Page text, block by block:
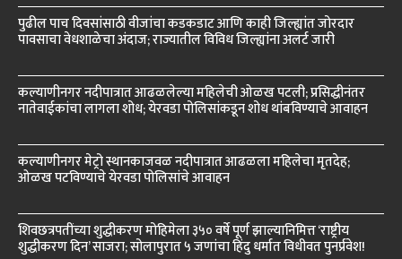
पुढील पाच दिवसांसाठी वीजांचा कडकडाट आणि काही जिल्ह्यांत जोरदार
पावसाचा वेधशाळेचा अंदाज; राज्यातील विविध जिल्ह्यांना अलर्ट जारी
कल्याणीनगर नदीपात्रात आढळलेल्या महिलेची ओळख पटली; प्रसिद्धीनंतर
नातेवाईकांचा लागला शोध; येरवडा पोलिसांकडून शोध थांबविण्याचे आवाहन
कल्याणीनगर मेट्रो स्थानकाजवळ नदीपात्रात आढळला महिलेचा मृतदेह;
ओळख पटविण्याचे येरवडा पोलिसांचे आवाहन
शिवछत्रपतींच्या शुद्धीकरण मोहिमेला ३५० वर्षे पूर्ण झाल्यानिमित्त ‘राष्ट्रीय
शुद्धीकरण दिन’ साजरा; सोलापुरात ५ जणांचा हिंदु धर्मात विधीवत पुनर्प्रवेश!